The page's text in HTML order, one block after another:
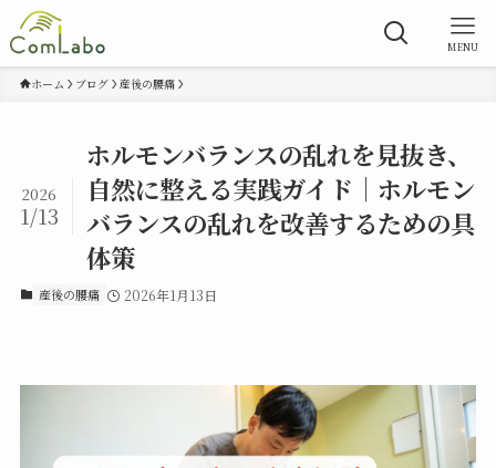
MENU
ホーム ブログ 産後の腰痛
ホルモンバランスの乱れを見抜き、
自然に整える実践ガイド｜ホルモン
バランスの乱れを改善するための具
体策
2026
1/13
産後の腰痛 2026年1月13日